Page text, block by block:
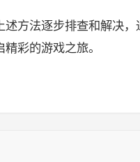
方法逐步排查和解决，
彩的游戏之旅。